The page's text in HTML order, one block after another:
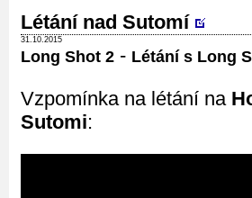
Létání nad Sutomí
31.10.2015
Long Shot 2 - Létání s Long
Vzpomínka na létání na
Sutomi: